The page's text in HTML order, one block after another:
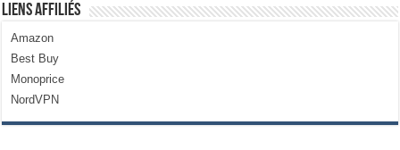
Liens Affiliés
Amazon
Best Buy
Monoprice
NordVPN